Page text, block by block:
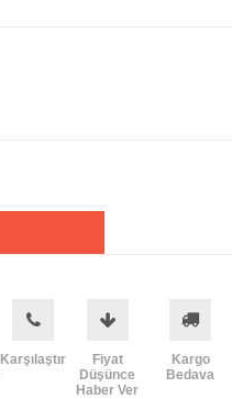
Karşılaştır
Fiyat
Düşünce
Haber Ver
Kargo
Bedava